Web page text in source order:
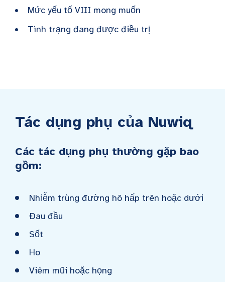
Mức yếu tố VIII mong muốn
Tình trạng đang được điều trị
Tác dụng phụ của Nuwiq
Các tác dụng phụ thường gặp bao
gồm:
Nhiễm trùng đường hô hấp trên hoặc dưới
Đau đầu
Sốt
Ho
Viêm mũi hoặc họng